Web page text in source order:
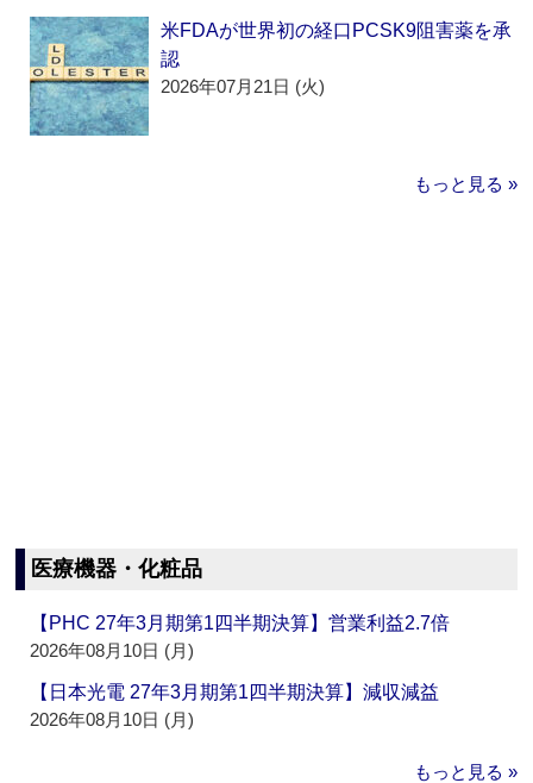
米FDAが世界初の経口PCSK9阻害薬を承
認
2026年07月21日 (火)
もっと見る »
医療機器・化粧品
【PHC 27年3月期第1四半期決算】営業利益2.7倍
2026年08月10日 (月)
【日本光電 27年3月期第1四半期決算】減収減益
2026年08月10日 (月)
もっと見る »